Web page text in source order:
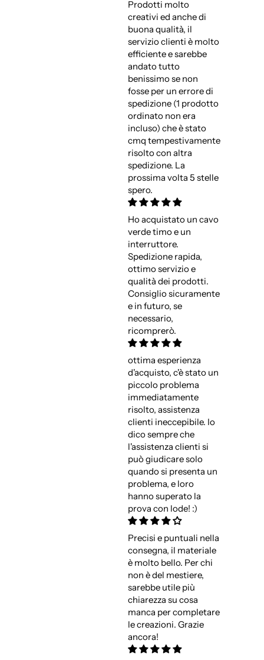
Prodotti molto
creativi ed anche di
buona qualità, il
servizio clienti è molto
efficiente e sarebbe
andato tutto
benissimo se non
fosse per un errore di
spedizione (1 prodotto
ordinato non era
incluso) che è stato
cmq tempestivamente
risolto con altra
spedizione. La
prossima volta 5 stelle
spero.
Ho acquistato un cavo
verde timo e un
interruttore.
Spedizione rapida,
ottimo servizio e
qualità dei prodotti.
Consiglio sicuramente
e in futuro, se
necessario,
ricomprerò.
ottima esperienza
d'acquisto, c'è stato un
piccolo problema
immediatamente
risolto, assistenza
clienti ineccepibile. Io
dico sempre che
l'assistenza clienti si
può giudicare solo
quando si presenta un
problema, e loro
hanno superato la
prova con lode! :)
Precisi e puntuali nella
consegna, il materiale
è molto bello. Per chi
non è del mestiere,
sarebbe utile più
chiarezza su cosa
manca per completare
le creazioni. Grazie
ancora!